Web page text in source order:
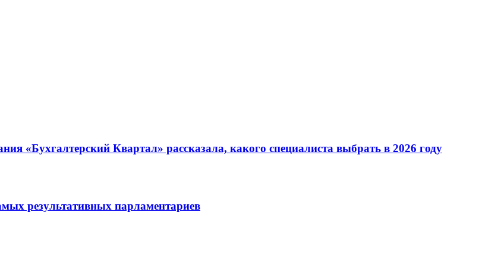
«Бухгалтерский Квартал» рассказала, какого специалиста выбрать в 2026 году
результативных парламентариев